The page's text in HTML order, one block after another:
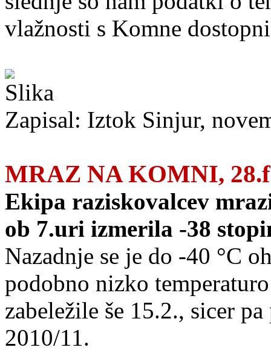
vlažnosti s Komne
Zapisal: Iztok Sinjur,
MRAZ NA KOMNI,
Ekipa raziskovalcev
ob 7.uri izmerila -38
Nazadnje se je do -40 °C
podobno nizko
zabeležile še 15.2., sicer
2010/11.